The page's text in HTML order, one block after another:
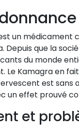
un médicament
Depuis que la
du monde
Le Kamagra en
est sans
un effet prouvé
et